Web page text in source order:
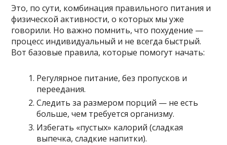
Это, по сути, комбинация правильного питания и
физической активности, о которых мы уже
говорили. Но важно помнить, что похудение —
процесс индивидуальный и не всегда быстрый.
Вот базовые правила, которые помогут начать:
Регулярное питание, без пропусков и
переедания.
Следить за размером порций — не есть
больше, чем требуется организму.
Избегать «пустых» калорий (сладкая
выпечка, сладкие напитки).